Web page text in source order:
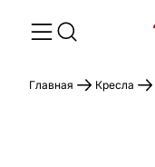
Главная Кресла